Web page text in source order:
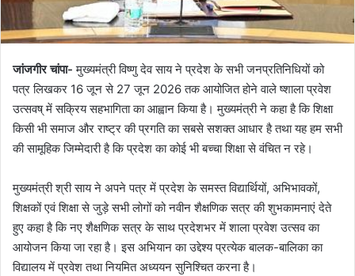
जांजगीर चांपा- मुख्यमंत्री विष्णु देव साय ने प्रदेश के सभी जनप्रतिनिधियों को
पत्र लिखकर 16 जून से 27 जून 2026 तक आयोजित होने वाले ष्शाला प्रवेश
उत्सवष् में सक्रिय सहभागिता का आह्वान किया है। मुख्यमंत्री ने कहा है कि शिक्षा
किसी भी समाज और राष्ट्र की प्रगति का सबसे सशक्त आधार है तथा यह हम सभी
की सामूहिक जिम्मेदारी है कि प्रदेश का कोई भी बच्चा शिक्षा से वंचित न रहे।
मुख्यमंत्री श्री साय ने अपने पत्र में प्रदेश के समस्त विद्यार्थियों, अभिभावकों,
शिक्षकों एवं शिक्षा से जुड़े सभी लोगों को नवीन शैक्षणिक सत्र की शुभकामनाएं देते
हुए कहा है कि नए शैक्षणिक सत्र के साथ प्रदेशभर में शाला प्रवेश उत्सव का
आयोजन किया जा रहा है। इस अभियान का उद्देश्य प्रत्येक बालक-बालिका का
विद्यालय में प्रवेश तथा नियमित अध्ययन सुनिश्चित करना है।